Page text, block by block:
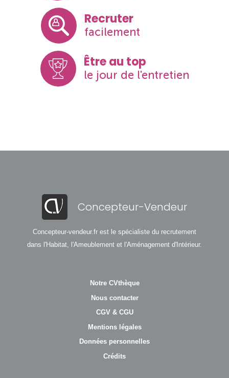
Recruter
facilement
Être au top
le jour de l'entretien
Concepteur-Vendeur
Concepteur-vendeur.fr est le spécialiste du recrutement
dans l'Habitat, l'Ameublement et l'Aménagement d'Intérieur.
Notre CVthèque
Nous contacter
CGV & CGU
Mentions légales
Données personnelles
Crédits